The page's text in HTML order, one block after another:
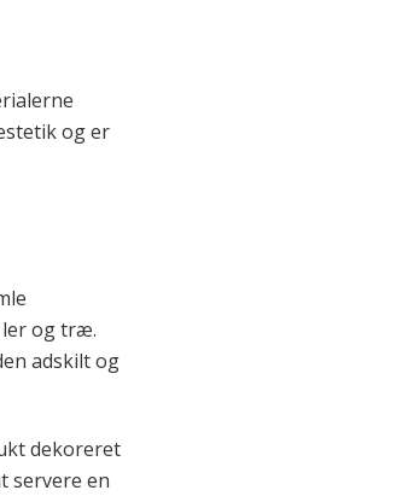
og er
ler og træ.
adskilt og
dekoreret
servere en